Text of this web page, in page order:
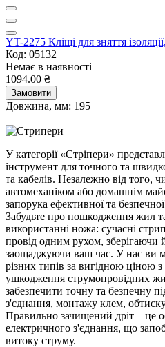
YT-2275 Кліщі для зняття
Код: 05132
Немає в наявності
1094.00 ₴
Замовити
Довжина, мм: 195
У категорії «Стріпери»
інструмент для точного та
та кабелів. Незалежно від того,
автомеханіком або домашнім
запорука ефективної та
Забудьте про пошкодження жил
використанні ножа: сучасні
провід одним рухом, зберігаючи
заощаджуючи ваш час. У нас ви
різних типів за вигідною ціною
ушкодження струмопровідних
забезпечити точну та безпечну
з'єднання, монтажу клем,
Правильно зачищений дріт – це
електричного з'єднання, що
витоку струму.